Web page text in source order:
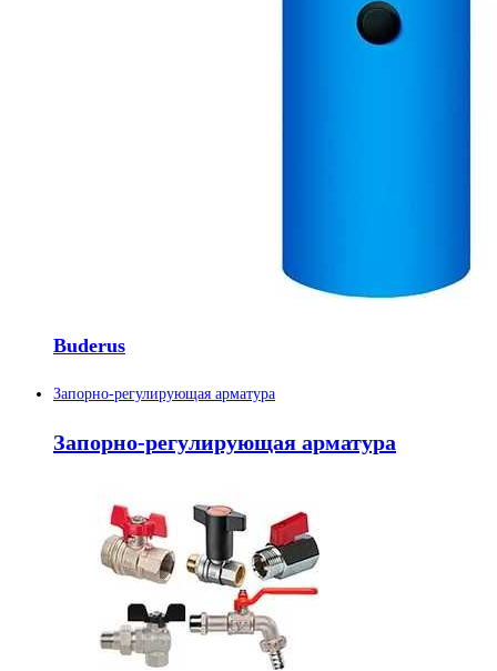
Buderus
Запорно-регулирующая арматура
Запорно-регулирующая арматура